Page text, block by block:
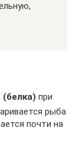
при
рыба
почти на